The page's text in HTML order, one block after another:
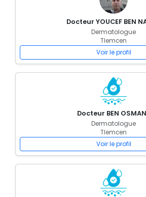
Docteur YOUCEF BEN
Dermatologue
Tlemcen
Voir le profil
Docteur BEN
Dermatologue
Tlemcen
Voir le profil